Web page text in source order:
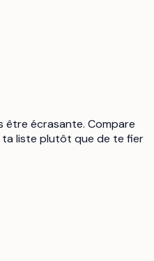
être écrasante. Compare
liste plutôt que de te fier